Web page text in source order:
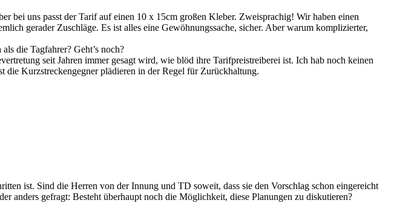
bei uns passt der Tarif auf einen 10 x 15cm großen Kleber. Zweisprachig! Wir haben einen
gerader Zuschläge. Es ist alles eine Gewöhnungssache, sicher. Aber warum komplizierter,
die Tagfahrer? Geht’s noch?
seit Jahren immer gesagt wird, wie blöd ihre Tarifpreistreiberei ist. Ich hab noch keinen
die Kurzstreckengegner plädieren in der Regel für Zurückhaltung.
ist. Sind die Herren von der Innung und TD soweit, dass sie den Vorschlag schon eingereicht
anders gefragt: Besteht überhaupt noch die Möglichkeit, diese Planungen zu diskutieren?